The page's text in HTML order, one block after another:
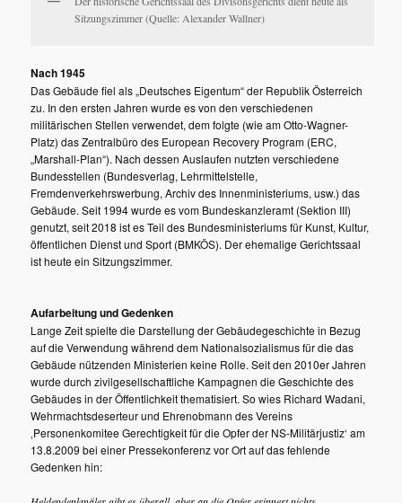
Sitzungszimmer (Quelle: Alexander Wallner)
Nach 1945
Das Gebäude fiel als „Deutsches Eigentum“ der Republik Österreich
zu. In den ersten Jahren wurde es von den verschiedenen
militärischen Stellen verwendet, dem folgte (wie am Otto-Wagner-
Platz) das Zentralbüro des European Recovery Program (ERC,
„Marshall-Plan“). Nach dessen Auslaufen nutzten verschiedene
Bundesstellen (Bundesverlag, Lehrmittelstelle,
Fremdenverkehrswerbung, Archiv des Innenministeriums, usw.) das
Gebäude. Seit 1994 wurde es vom Bundeskanzleramt (Sektion III)
genutzt, seit 2018 ist es Teil des Bundesministeriums für Kunst, Kultur,
öffentlichen Dienst und Sport (BMKÖS). Der ehemalige Gerichtssaal
ist heute ein Sitzungszimmer.
Aufarbeitung und Gedenken
Lange Zeit spielte die Darstellung der Gebäudegeschichte in Bezug
auf die Verwendung während dem Nationalsozialismus für die das
Gebäude nützenden Ministerien keine Rolle. Seit den 2010er Jahren
wurde durch zivilgesellschaftliche Kampagnen die Geschichte des
Gebäudes in der Öffentlichkeit thematisiert. So wies Richard Wadani,
Wehrmachtsdeserteur und Ehrenobmann des Vereins
‚Personenkomitee Gerechtigkeit für die Opfer der NS-Militärjustiz‘ am
13.8.2009 bei einer Pressekonferenz vor Ort auf das fehlende
Gedenken hin: